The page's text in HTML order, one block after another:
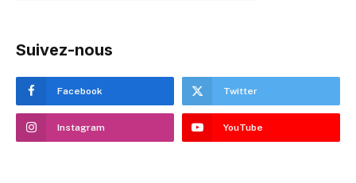
Suivez-nous
Facebook Twitter
Instagram YouTube